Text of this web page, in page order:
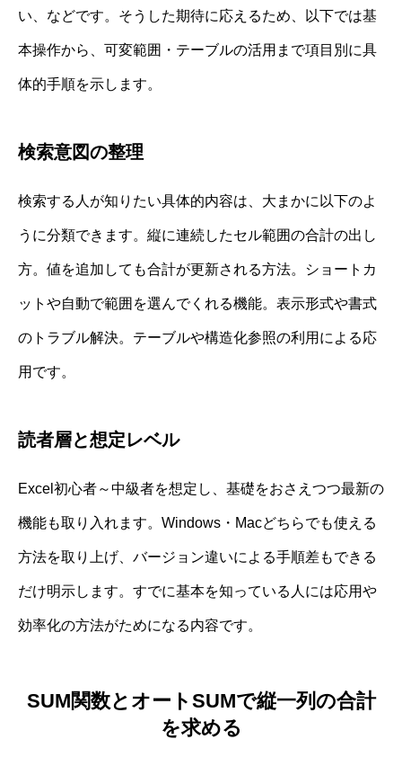
い、などです。そうした期待に応えるため、以下では基
本操作から、可変範囲・テーブルの活用まで項目別に具
体的手順を示します。
検索意図の整理
検索する人が知りたい具体的内容は、大まかに以下のよ
うに分類できます。縦に連続したセル範囲の合計の出し
方。値を追加しても合計が更新される方法。ショートカ
ットや自動で範囲を選んでくれる機能。表示形式や書式
のトラブル解決。テーブルや構造化参照の利用による応
用です。
読者層と想定レベル
Excel初心者～中級者を想定し、基礎をおさえつつ最新の
機能も取り入れます。Windows・Macどちらでも使える
方法を取り上げ、バージョン違いによる手順差もできる
だけ明示します。すでに基本を知っている人には応用や
効率化の方法がためになる内容です。
SUM関数とオートSUMで縦一列の合計
を求める